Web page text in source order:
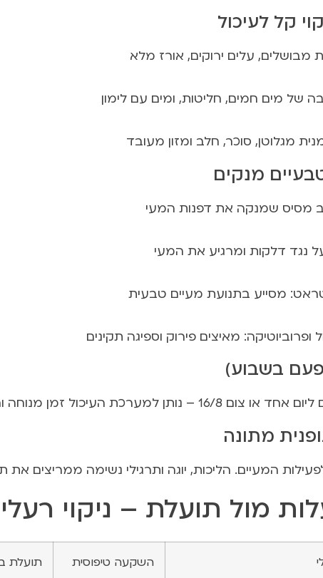
מבושלים, עלים ירוקים, אורז מלא
של מים חמים, חליטות, ומים עם לימון
מגלוטן, סוכר, חלב ומזון מעובד
מסיס שמנקה את דפנות המעי
נגד דלקות ומרגיע את המעי
מסייע בתנועת מעיים טבעית
ופרוביוטיקה: מאיצים פירוק וספיגה תקינים
למערכת העיכול זמן מנוחה והתחדשות.
המעיים. הליכות, יוגה ותרגילי נשימה ממריצים את
מול תועלת – ניקוי
השקעה טיפוסית תועלת